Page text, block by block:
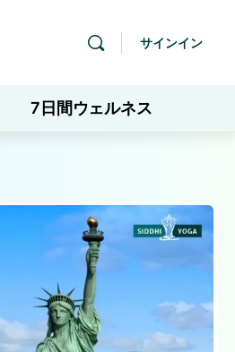
サインイン
7日間ウェルネス